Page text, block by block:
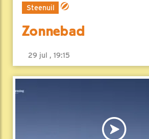
Steenuil
Zonnebad
29 jul , 19:15